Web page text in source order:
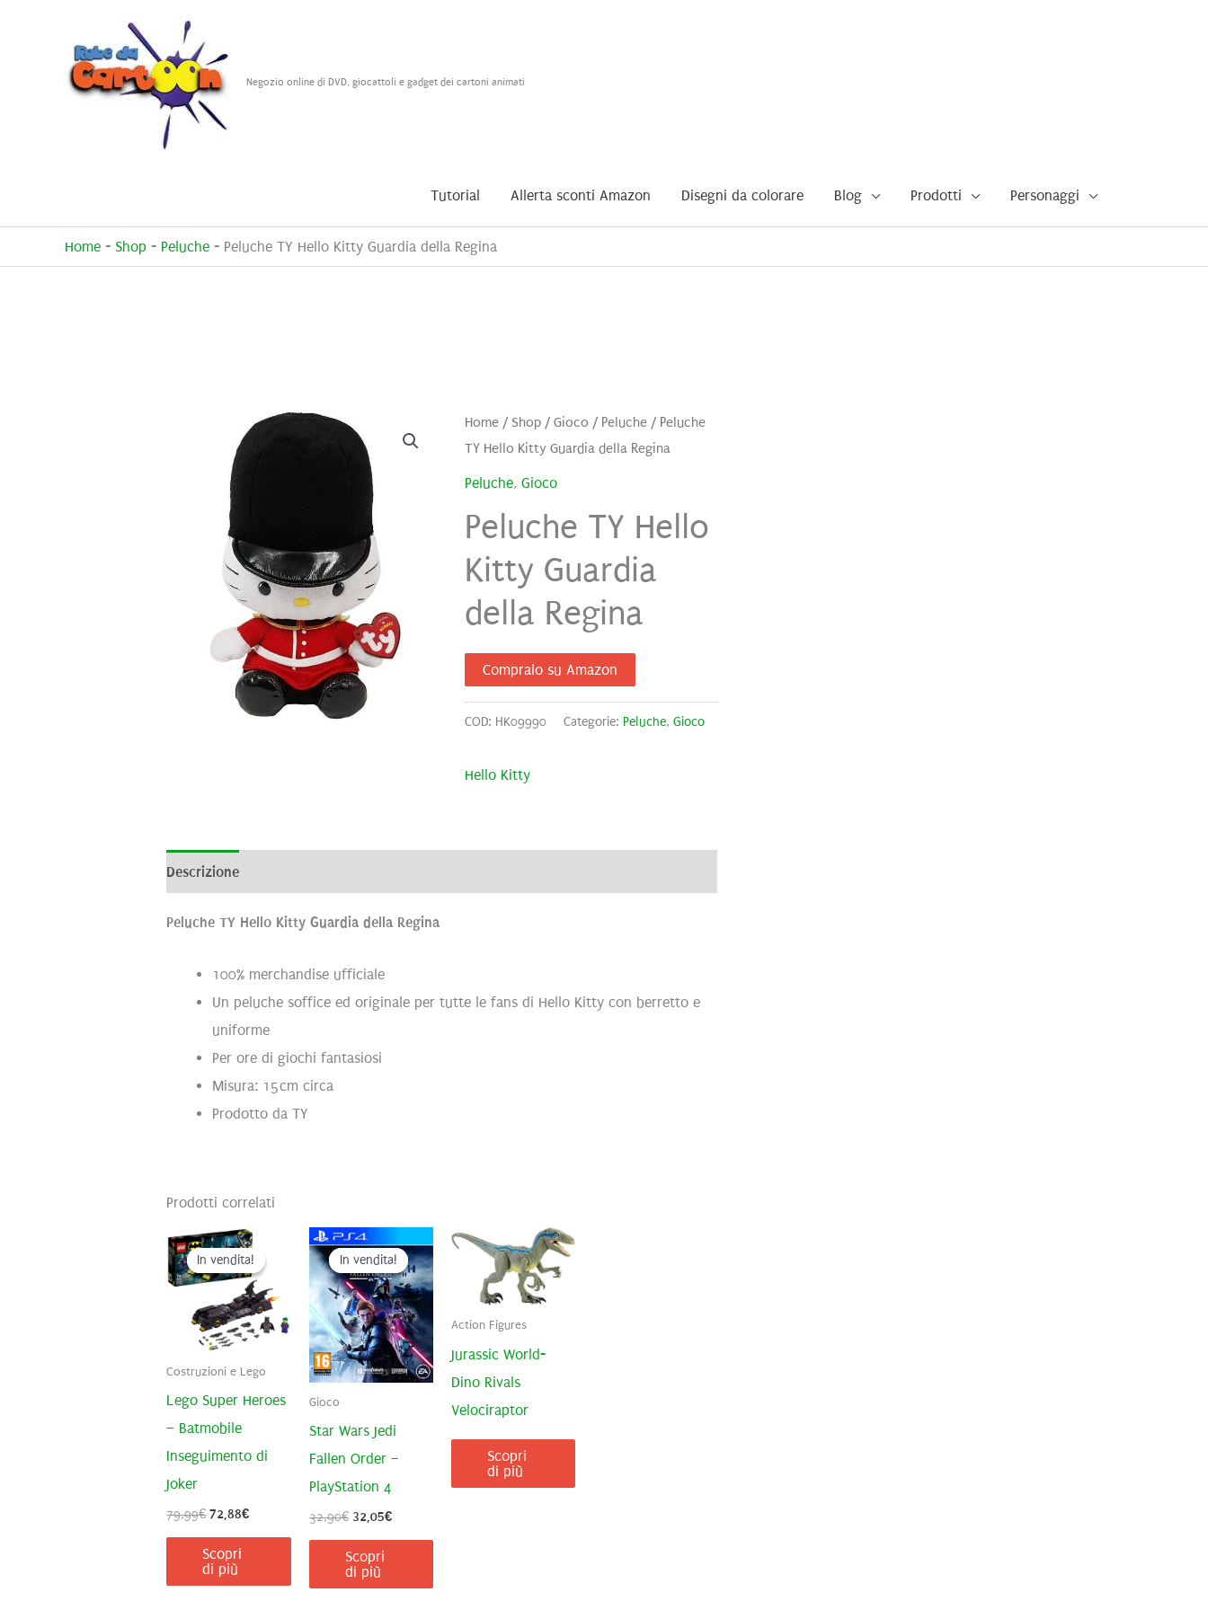
Negozio online di DVD, giocattoli e gadget dei cartoni animati
Tutorial Allerta sconti Amazon Disegni da colorare Blog Prodotti Personaggi
Home - Shop - Peluche - Peluche TY Hello Kitty Guardia della Regina
Home/ Shop/ Gioco / Peluche/ Peluche
TY Hello Kitty Guardia della Regina
Peluche, Gioco
Peluche TY Hello
Kitty Guardia
della Regina
Compralo su Amazon
COD: HK09990 Categorie: Peluche, Gioco
Hello Kitty
Descrizione
Peluche TY Hello Kitty Guardia della Regina
100% merchandise ufficiale
Un peluche soffice ed originale per tutte le fans di Hello Kitty con berretto e
uniforme
Per ore di giochi fantasiosi
Misura: 15cm circa
Prodotto da TY
Prodotti correlati
In vendita!
In vendita!
Costruzioni e Lego
Lego Super Heroes
– Batmobile
Inseguimento di
Joker
79,99€ Il
originale
era:
79,99€.
72,88€Il
72,88€.
Scopri
di più
In vendita!
In vendita!
Gioco
Star Wars Jedi
Fallen Order –
PlayStation 4
32,90€ Il
originale
era:
32,90€.
32,05€Il
32,05€.
Scopri
di più
Action Figures
Jurassic World-
Dino Rivals
Velociraptor
Scopri
di più